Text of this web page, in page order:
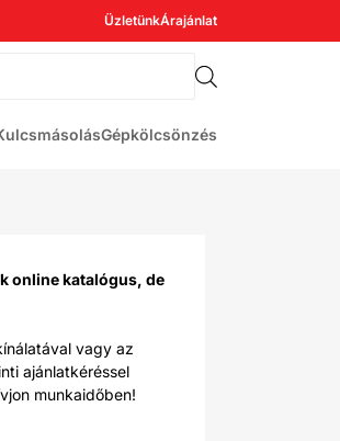
ÜzletünkÁrajánlat
Gépkölcsönzés
online katalógus, de
vagy az
ajánlatkéréssel
munkaidőben!